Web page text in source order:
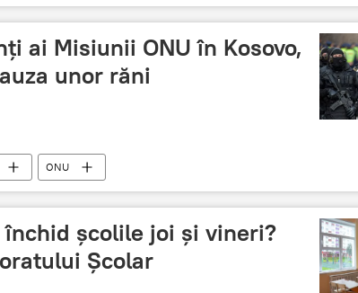
ai Misiunii ONU în Kosovo,
unor răni
ONU
școlile joi și vineri?
Școlar